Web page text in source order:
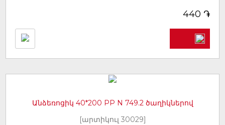
440 ֏
Անձեռոցիկ 40*200 PP N 749.2 ծաղիկներով
[արտիկուլ 30029]